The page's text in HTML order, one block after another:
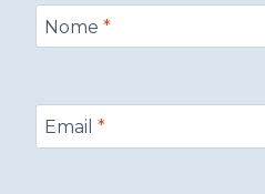
Nome *
Email *